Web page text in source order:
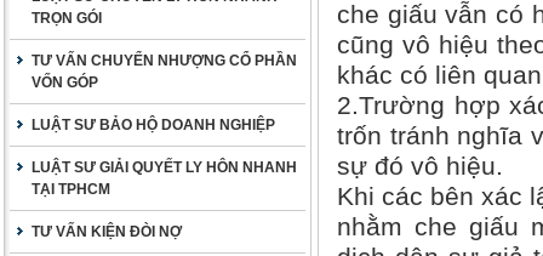
TRỌN GÓI
TƯ VẤN CHUYỂN NHƯỢNG CỔ PHẦN
VỐN GÓP
LUẬT SƯ BẢO HỘ DOANH NGHIỆP
LUẬT SƯ GIẢI QUYẾT LY HÔN NHANH
TẠI TPHCM
TƯ VẤN KIỆN ĐÒI NỢ
che giấu vẫn có
cũng vô hiệu
khác có liên
2.Trường hợp
trốn tránh nghĩa
sự đó vô hiệu.
Khi các bên xác
nhằm che giấu